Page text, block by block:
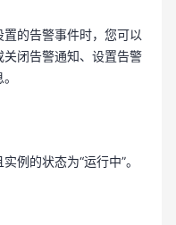
的告警事件时，您可以
闭告警通知、设置告警
例的状态为“运行中”。